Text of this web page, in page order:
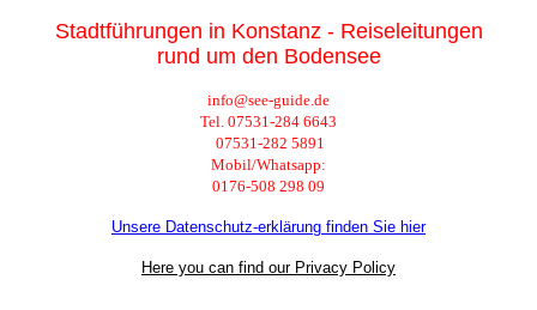
Stadtführungen in Konstanz - Reiseleitungen
rund um den Bodensee
info@see-guide.de
Tel. 07531-284 6643
07531-282 5891
Mobil/Whatsapp:
0176-508 298 09
Unsere Datenschutz-erklärung finden Sie hier
Here you can find our Privacy Policy